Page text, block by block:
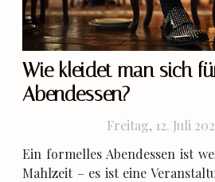
Wie kleidet man sich
Abendessen?
Freitag, 12. Juli
Ein formelles Abendessen ist
Mahlzeit – es ist eine